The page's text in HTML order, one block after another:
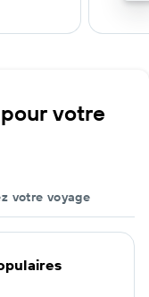
votre
votre voyage